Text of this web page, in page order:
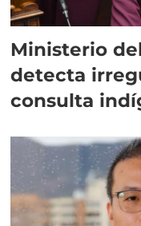
Ministerio
detecta
consulta